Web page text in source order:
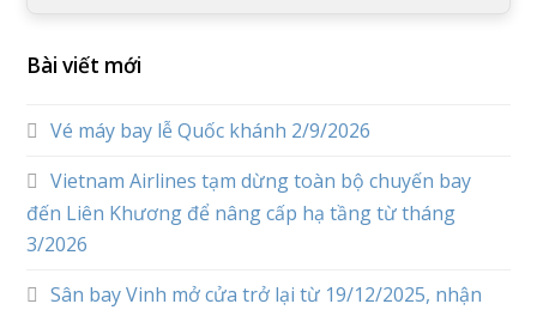
Bài viết mới
Vé máy bay lễ Quốc khánh 2/9/2026
Vietnam Airlines tạm dừng toàn bộ chuyến bay
đến Liên Khương để nâng cấp hạ tầng từ tháng
3/2026
Sân bay Vinh mở cửa trở lại từ 19/12/2025, nhận